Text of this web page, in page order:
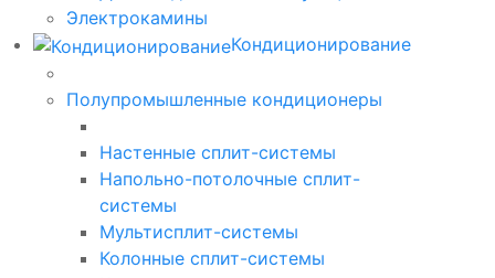
Электрокамины
Кондиционирование
Полупромышленные кондиционеры
Настенные сплит-системы
Напольно-потолочные сплит-
системы
Мультисплит-системы
Колонные сплит-системы